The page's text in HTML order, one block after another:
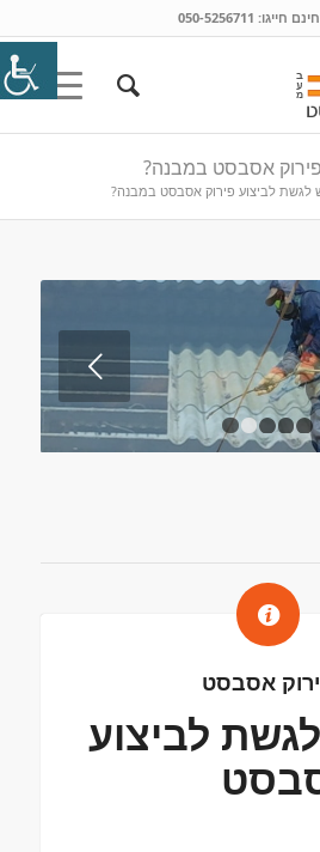
חייגו: 050-5256711
אסבסט במבנה?
לגשת לביצוע פירוק אסבסט במבנה?
אסבסט
לביצוע